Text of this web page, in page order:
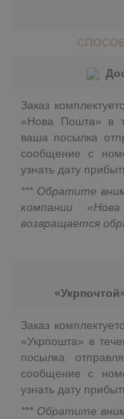
Заказ
«Нова Пошта» в
ваша посылка
сообщение с
узнать дату
*** Обратите
компании
возвращается
Заказ
«Укрпошта» в
посылка
сообщение с
узнать дату
*** Обратите